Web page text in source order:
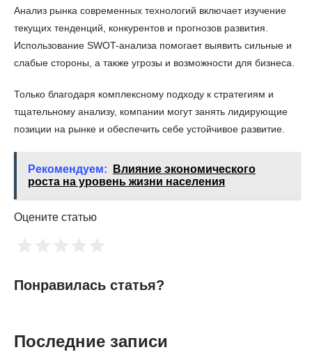
Анализ рынка современных технологий включает изучение
текущих тенденций, конкурентов и прогнозов развития.
Использование SWOT-анализа помогает выявить сильные и
слабые стороны, а также угрозы и возможности для бизнеса.
Только благодаря комплексному подходу к стратегиям и
тщательному анализу, компании могут занять лидирующие
позиции на рынке и обеспечить себе устойчивое развитие.
Рекомендуем:
Влияние экономического
роста на уровень жизни населения
Оцените статью
Понравилась статья?
Последние записи